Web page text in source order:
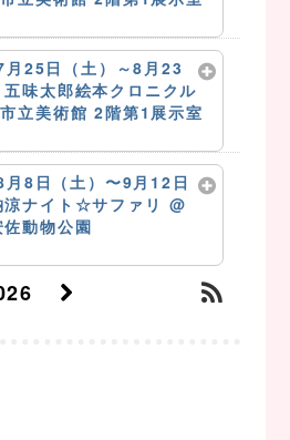
25日（土）～8月23
五味太郎絵本クロニクル
立美術館 2階第1展示室
8日（土）〜9月12日
涼ナイト☆サファリ @
動物公園